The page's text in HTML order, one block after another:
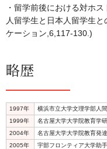
・留学前後における対ホ
人留学生と日本人留学生
ケーション,6,117-130.)
略歴
1997年
横浜市立大学文理学部人
1999年
名古屋大学大学院教育学
2004年
名古屋大学大学院教育発
2005年
宇部フロンティア大学助手